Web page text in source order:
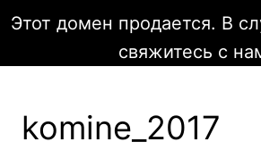
Мотоэкипировка Komine
komine_2017
Этот домен продается. В
свяжитесь с